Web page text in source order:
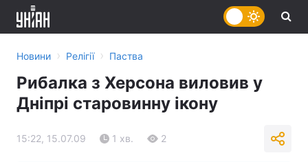
Новини › Релігії › Паства
Рибалка з Херсона виловив у
Дніпрі старовинну ікону
15:22, 15.07.09 1 хв. 2